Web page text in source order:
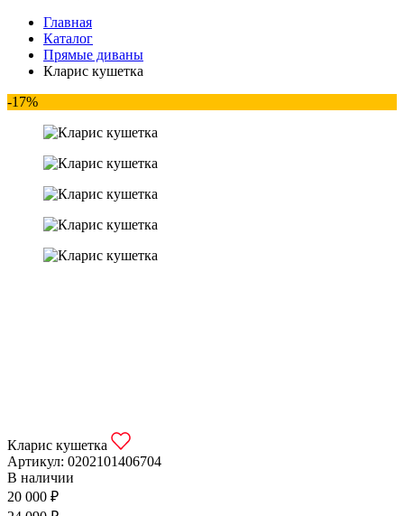
Главная
Каталог
Прямые диваны
Кларис кушетка
-17%
Кларис кушетка
Артикул: 0202101406704
В наличии
20 000 ₽